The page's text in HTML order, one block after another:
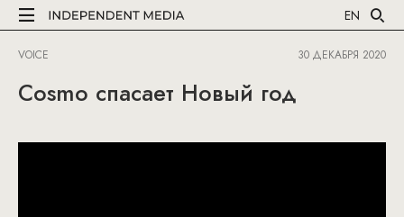
EN
VOICE 30 ДЕКАБРЯ 2020
Cosmo спасает Новый год